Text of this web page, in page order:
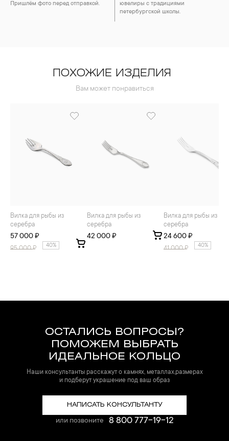
Пришлём фото перед отправкой.
ювелиры с традициями
петербургской школы.
ПОХОЖИЕ ИЗДЕЛИЯ
Вам может понравиться
Вилка для рыбы из
серебра
57 000 ₽
95 000₽ 40%
Вилка для рыбы из
серебра
42 000 ₽
Вилка для рыбы из
серебра
24 600 ₽
41 000₽ 40%
ОСТАЛИСЬ ВОПРОСЫ?
ПОМОЖЕМ ВЫБРАТЬ
ИДЕАЛЬНОЕ КОЛЬЦО
Наши консультанты расскажут о камнях, металлах,размерах
и подберут украшение под ваш образ
НАПИСАТЬ КОНСУЛЬТАНТУ
или позвоните 8 800 777-19-12